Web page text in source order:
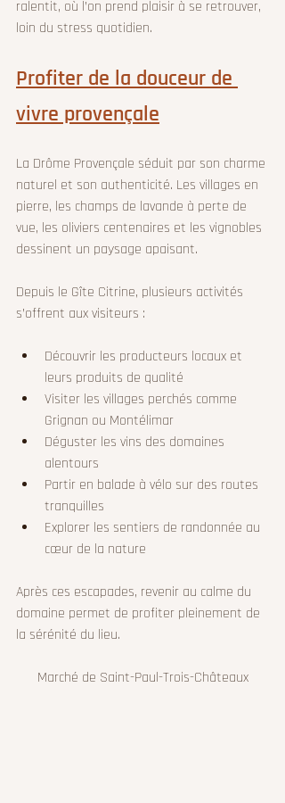
ralentit, où l’on prend plaisir à se retrouver,
loin du stress quotidien.
Profiter de la douceur de
vivre provençale
La Drôme Provençale séduit par son charme
naturel et son authenticité. Les villages en
pierre, les champs de lavande à perte de
vue, les oliviers centenaires et les vignobles
dessinent un paysage apaisant.
Depuis le Gîte Citrine, plusieurs activités
s’offrent aux visiteurs :
Découvrir les producteurs locaux et
leurs produits de qualité
Visiter les villages perchés comme
Grignan ou Montélimar
Déguster les vins des domaines
alentours
Partir en balade à vélo sur des routes
tranquilles
Explorer les sentiers de randonnée au
cœur de la nature
Après ces escapades, revenir au calme du
domaine permet de profiter pleinement de
la sérénité du lieu.
Marché de Saint-Paul-Trois-Châteaux